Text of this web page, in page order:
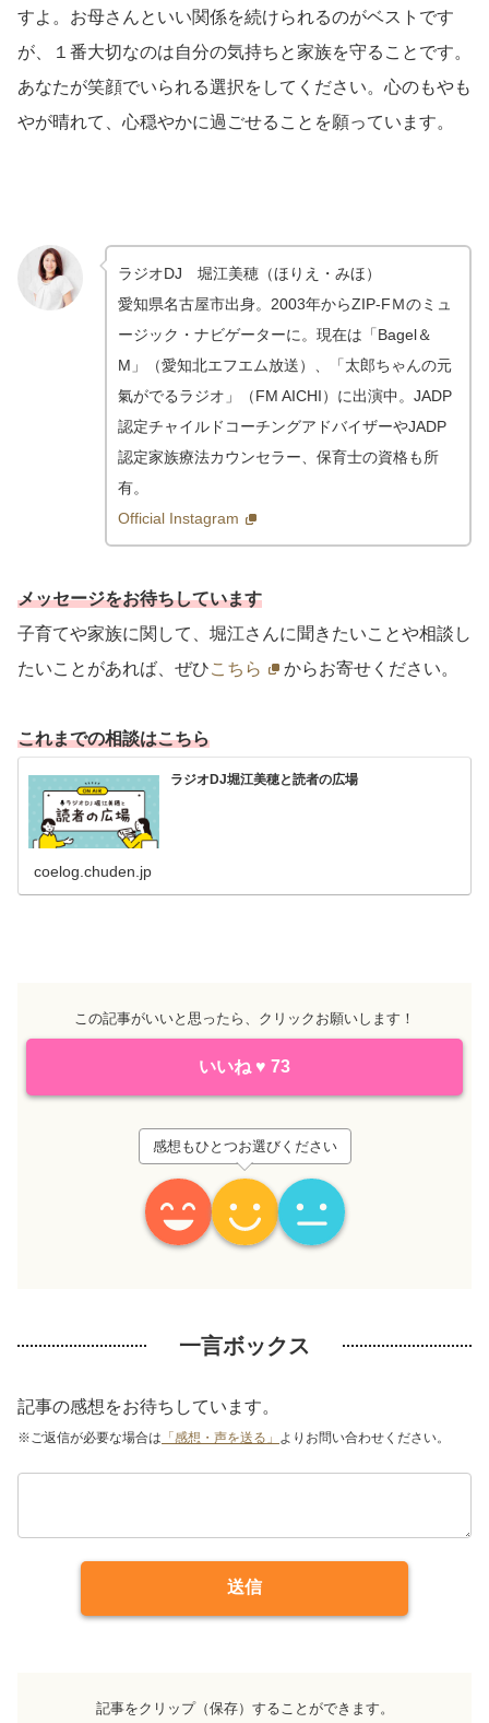
すよ。お母さんといい関係を続けられるのがベストです
が、１番大切なのは自分の気持ちと家族を守ることです。
あなたが笑顔でいられる選択をしてください。心のもやも
やが晴れて、心穏やかに過ごせることを願っています。
ラジオDJ 堀江美穂（ほりえ・みほ）
愛知県名古屋市出身。2003年からZIP-FＭのミュ
ージック・ナビゲーターに。現在は「Bagel＆
M」（愛知北エフエム放送）、「太郎ちゃんの元
氣がでるラジオ」（FM AICHI）に出演中。JADP
認定チャイルドコーチングアドバイザーやJADP
認定家族療法カウンセラー、保育士の資格も所
有。
Official Instagram
メッセージをお待ちしています
子育てや家族に関して、堀江さんに聞きたいことや相談し
たいことがあれば、ぜひこちら からお寄せください。
これまでの相談はこちら
ラジオDJ堀江美穂と読者の広場
coelog.chuden.jp
この記事がいいと思ったら、クリックお願いします！
いいね ♥ 73
感想もひとつお選びください
一言ボックス
記事の感想をお待ちしています。
※ご返信が必要な場合は 「感想・声を送る」 よりお問い合わせください。
送信
記事をクリップ（保存）することができます。